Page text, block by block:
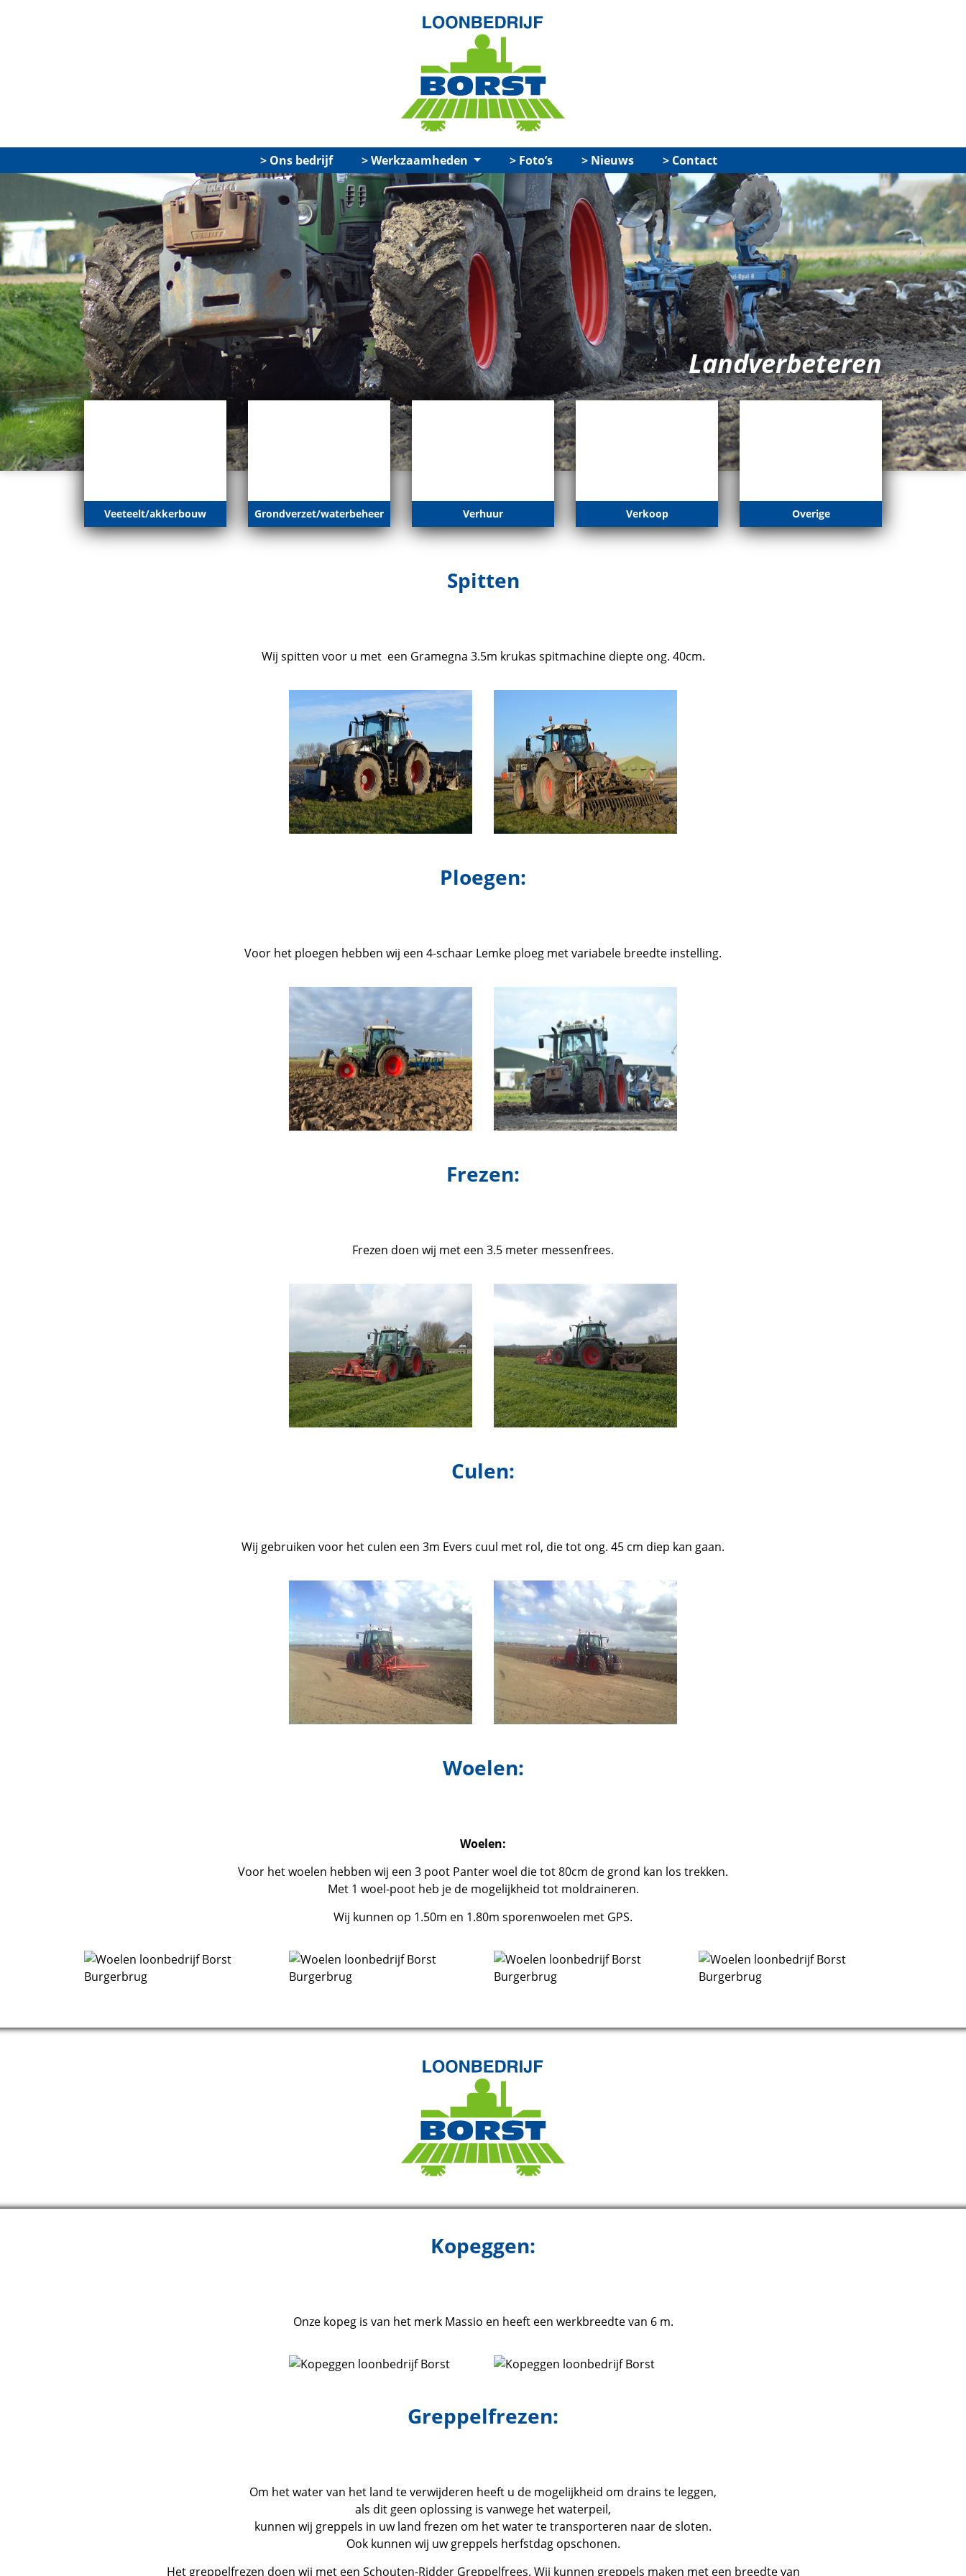
Ons bedrijf Werkzaamheden Foto’s Nieuws Contact
Landverbeteren
Veeteelt/akkerbouw Grondverzet/waterbeheer Verhuur Verkoop Overige
Spitten
Wij spitten voor u met een Gramegna 3.5m krukas spitmachine diepte ong. 40cm.
Ploegen:
Voor het ploegen hebben wij een 4-schaar Lemke ploeg met variabele breedte instelling.
Frezen:
Frezen doen wij met een 3.5 meter messenfrees.
Culen:
Wij gebruiken voor het culen een 3m Evers cuul met rol, die tot ong. 45 cm diep kan gaan.
Woelen:
Woelen:
Voor het woelen hebben wij een 3 poot Panter woel die tot 80cm de grond kan los trekken.
Met 1 woel-poot heb je de mogelijkheid tot moldraineren.
Wij kunnen op 1.50m en 1.80m sporenwoelen met GPS.
Kopeggen:
Onze kopeg is van het merk Massio en heeft een werkbreedte van 6 m.
Greppelfrezen:
Om het water van het land te verwijderen heeft u de mogelijkheid om drains te leggen,
als dit geen oplossing is vanwege het waterpeil,
kunnen wij greppels in uw land frezen om het water te transporteren naar de sloten.
Ook kunnen wij uw greppels herfstdag opschonen.
Het greppelfrezen doen wij met een Schouten-Ridder Greppelfrees. Wij kunnen greppels maken met een breedte van